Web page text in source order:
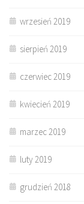
wrzesień 2019
sierpień 2019
czerwiec 2019
kwiecień 2019
marzec 2019
luty 2019
grudzień 2018